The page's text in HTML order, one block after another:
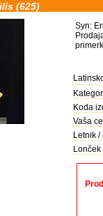
(625)
Syn:
Koda
Vaša
Letnik /
Lonček